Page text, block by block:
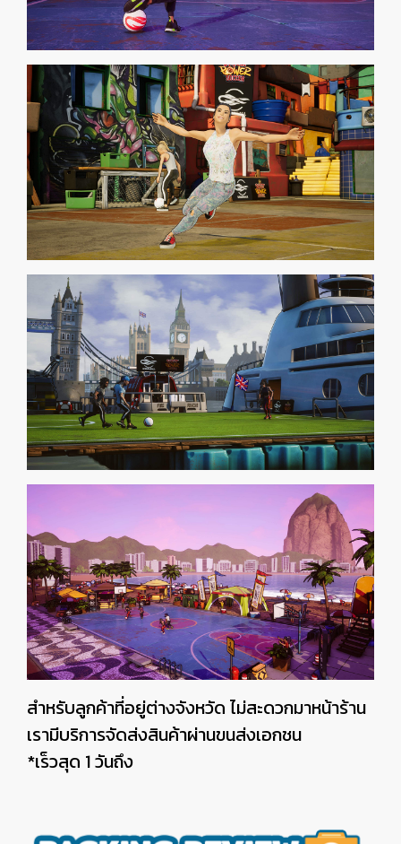
สำหรับลูกค้าที่อยู่ต่างจังหวัด ไม่สะดวกมาหน้าร้าน
เรามีบริการจัดส่งสินค้าผ่านขนส่งเอกชน
*เร็วสุด 1 วันถึง